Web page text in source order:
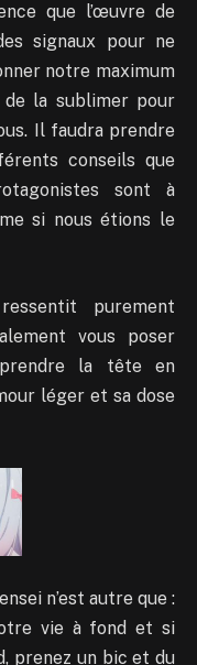
que l’œuvre de
signaux pour ne
notre maximum
de la sublimer pour
Il faudra prendre
conseils que
sont à
si nous étions le
purement
vous poser
la tête en
léger et sa dose
n’est autre que :
vie à fond et si
prenez un bic et du